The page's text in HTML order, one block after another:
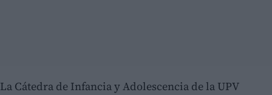
La Cátedra de Infancia y Adolescencia de la UPV